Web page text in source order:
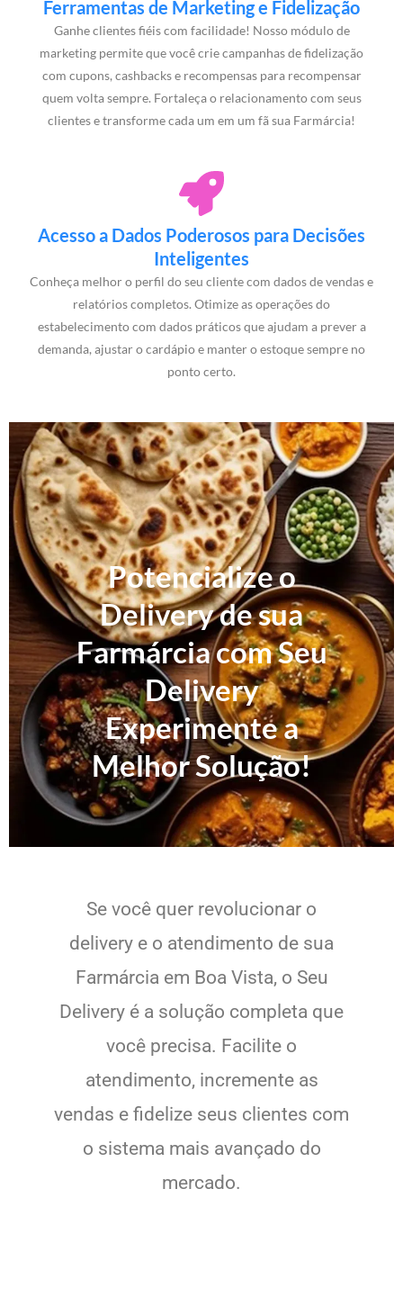
Ferramentas de Marketing e Fidelização
Ganhe clientes fiéis com facilidade! Nosso módulo de
marketing permite que você crie campanhas de fidelização
com cupons, cashbacks e recompensas para recompensar
quem volta sempre. Fortaleça o relacionamento com seus
clientes e transforme cada um em um fã sua Farmárcia!
Acesso a Dados Poderosos para Decisões
Inteligentes
Conheça melhor o perfil do seu cliente com dados de vendas e
relatórios completos. Otimize as operações do
estabelecimento com dados práticos que ajudam a prever a
demanda, ajustar o cardápio e manter o estoque sempre no
ponto certo.
Potencialize o
Delivery de sua
Farmárcia com Seu
Delivery
Experimente a
Melhor Solução!
Se você quer revolucionar o
delivery e o atendimento de sua
Farmárcia em Boa Vista, o Seu
Delivery é a solução completa que
você precisa. Facilite o
atendimento, incremente as
vendas e fidelize seus clientes com
o sistema mais avançado do
mercado.